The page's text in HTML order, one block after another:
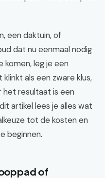
een daktuin, of
dat nu eenmaal nodig
komen, leg je een
als een zware klus,
het resultaat is een
artikel lees je alles wat
tot de kosten en
beginnen.
of